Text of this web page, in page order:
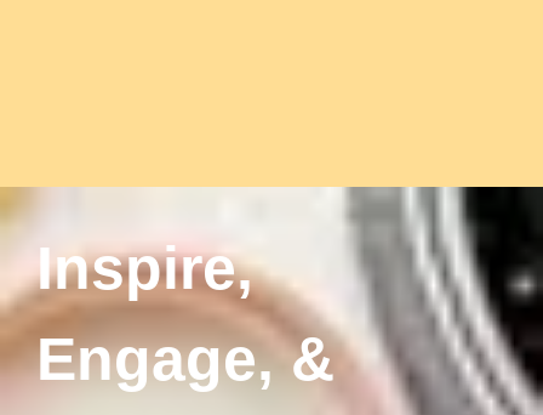
Inspire,
Engage, &